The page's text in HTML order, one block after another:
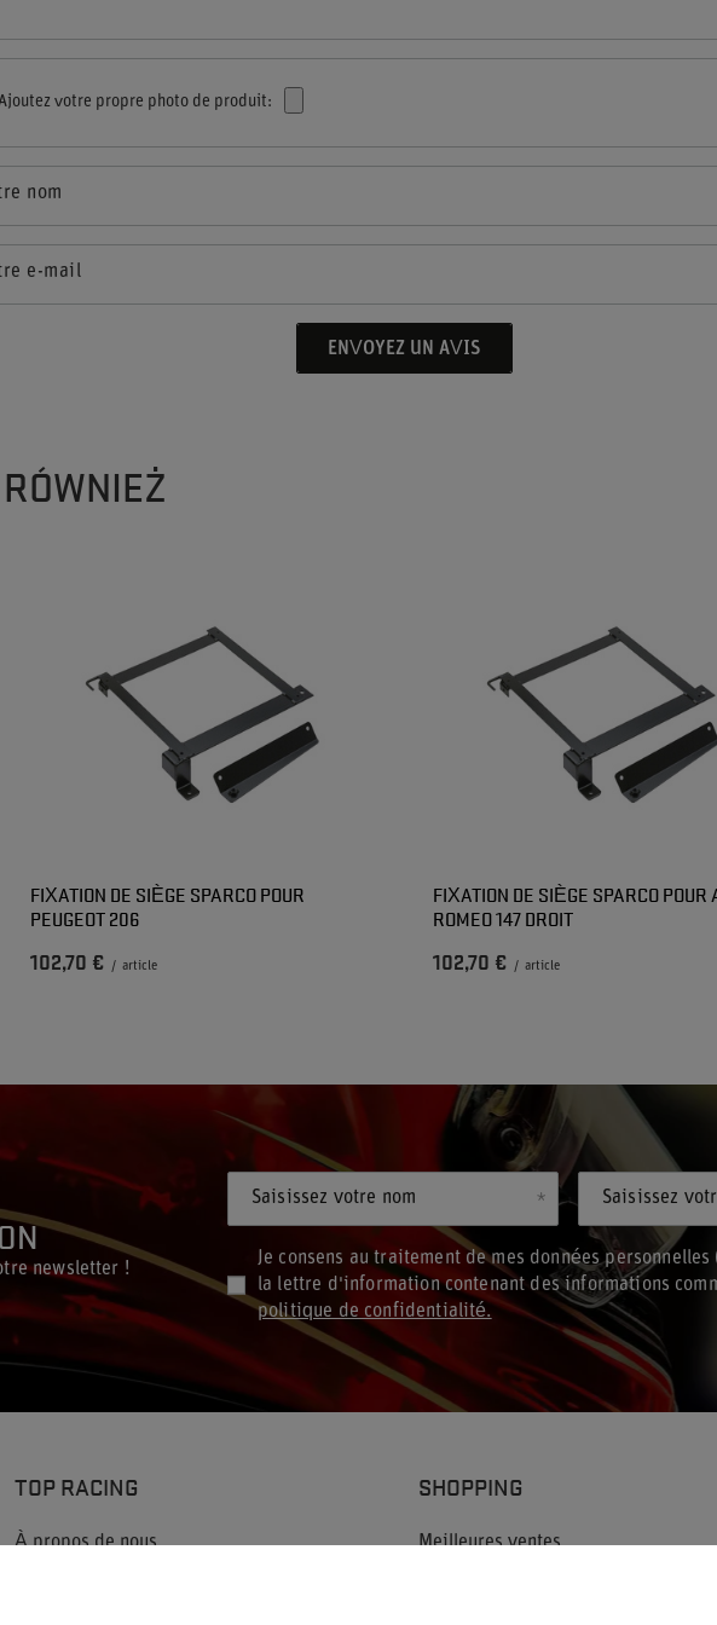
votre propre photo de produit:
nom
e-mail
ENVOYEZ UN AVIS
FIXATION DE SIÈGE SPARCO POUR
PEUGEOT 206
102,70 € / article
FIXATION DE SIÈGE SPARCO POUR
ROMEO 147 DROIT
102,70 € / article
newsletter !
Saisissez votre nom Saisissez
Je consens au traitement de mes données
la lettre d'information contenant des informations
politique de confidentialité.
TOP RACING
À propos de nous
SHOPPING
Meilleures ventes